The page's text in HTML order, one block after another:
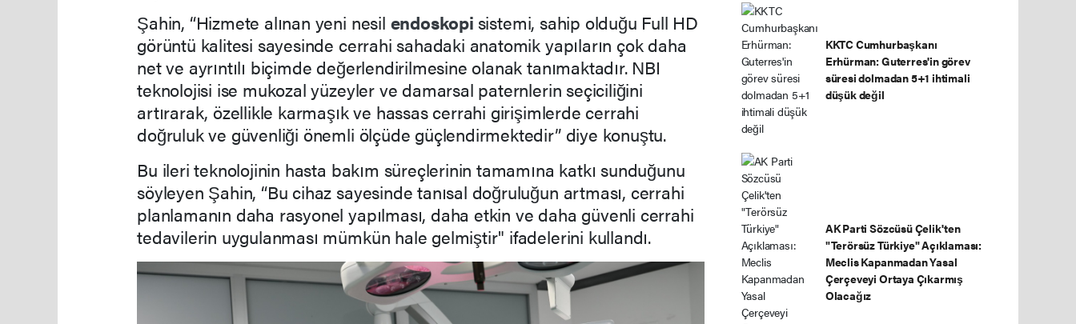
Şahin, “Hizmete alınan yeni nesil endoskopisistemi, sahip olduğu Full HD
görüntü kalitesi sayesinde cerrahi sahadaki anatomik yapıların çok daha
net ve ayrıntılı biçimde değerlendirilmesine olanak tanımaktadır. NBI
teknolojisi ise mukozal yüzeyler ve damarsal paternlerin seçiciliğini
artırarak, özellikle karmaşık ve hassas cerrahi girişimlerde cerrahi
doğruluk ve güvenliği önemli ölçüde güçlendirmektedir” diye konuştu.
Bu ileri teknolojinin hasta bakım süreçlerinin tamamına katkı sunduğunu
söyleyen Şahin, “Bu cihaz sayesinde tanısal doğruluğun artması, cerrahi
planlamanın daha rasyonel yapılması, daha etkin ve daha güvenli cerrahi
tedavilerin uygulanması mümkün hale gelmiştir" ifadelerini kullandı.
KKTC Cumhurbaşkanı
Erhürman: Guterres'in görev
süresi dolmadan 5+1 ihtimali
düşük değil
AK Parti Sözcüsü Çelik'ten
"Terörsüz Türkiye" Açıklaması:
Meclis Kapanmadan Yasal
Çerçeveyi Ortaya Çıkarmış
Olacağız